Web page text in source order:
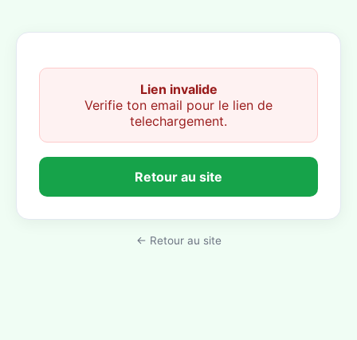
Lien invalide
Verifie ton email pour le lien de
telechargement.
Retour au site
← Retour au site